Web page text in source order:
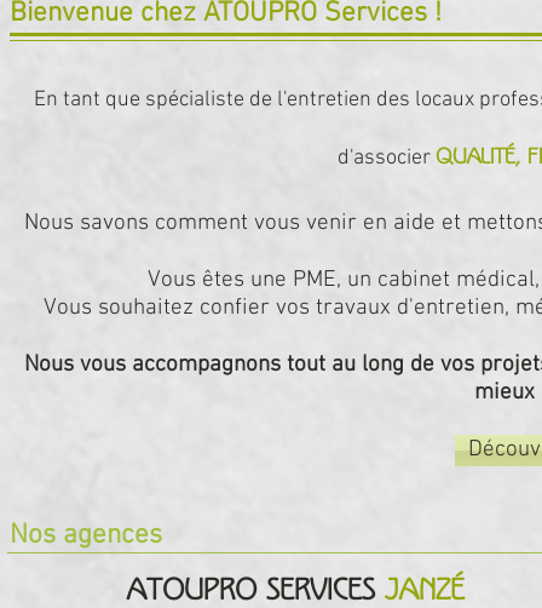
Bienvenue chez ATOUPRO Services !
En tant que spécialiste de l'entretien des locaux
d'associer qualité,
Nous savons comment vous venir en aide et
Vous êtes une PME, un cabinet
Vous souhaitez confier vos travaux d'entretien,
Nous vous accompagnons tout au long de vos
mieux
Nos agences
ATOUPRO Services JANZÉ